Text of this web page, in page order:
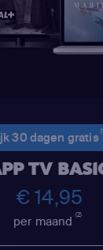
30 dagen gratis
TV
€ 14,95
per maand(2)